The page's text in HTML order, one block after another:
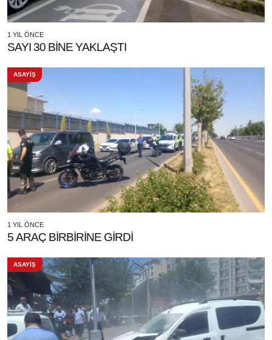
1 YIL ÖNCE
SAYI 30 BİNE YAKLAŞTI
ASAYİŞ
1 YIL ÖNCE
5 ARAÇ BİRBİRİNE GİRDİ
ASAYİŞ